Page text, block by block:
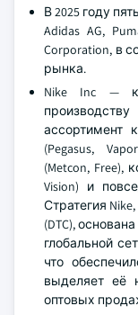
В 2025 году
Adidas AG,
Corporation, в
рынка.
Nike Inc —
ассортимент
(Pegasus,
(Metcon, Free),
Vision) и
Стратегия
(DTC),
глобальной
что
выделяет её
оптовых